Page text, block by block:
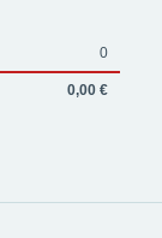
0
0,00 €